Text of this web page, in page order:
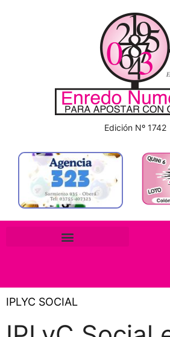
Edición Nº 1742
IPLYC SOCIAL